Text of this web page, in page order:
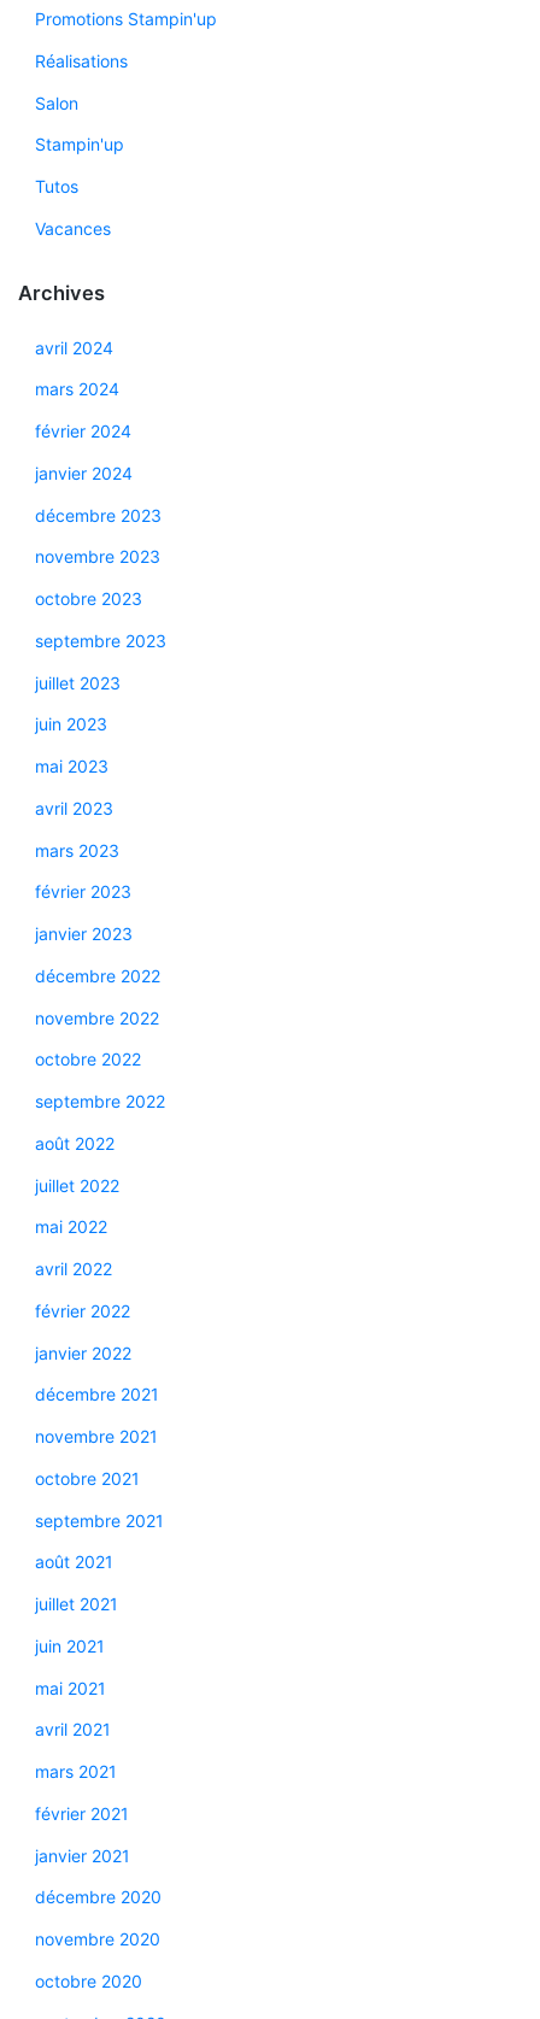
Promotions Stampin'up
Réalisations
Salon
Stampin'up
Tutos
Vacances
Archives
avril 2024
mars 2024
février 2024
janvier 2024
décembre 2023
novembre 2023
octobre 2023
septembre 2023
juillet 2023
juin 2023
mai 2023
avril 2023
mars 2023
février 2023
janvier 2023
décembre 2022
novembre 2022
octobre 2022
septembre 2022
août 2022
juillet 2022
mai 2022
avril 2022
février 2022
janvier 2022
décembre 2021
novembre 2021
octobre 2021
septembre 2021
août 2021
juillet 2021
juin 2021
mai 2021
avril 2021
mars 2021
février 2021
janvier 2021
décembre 2020
novembre 2020
octobre 2020